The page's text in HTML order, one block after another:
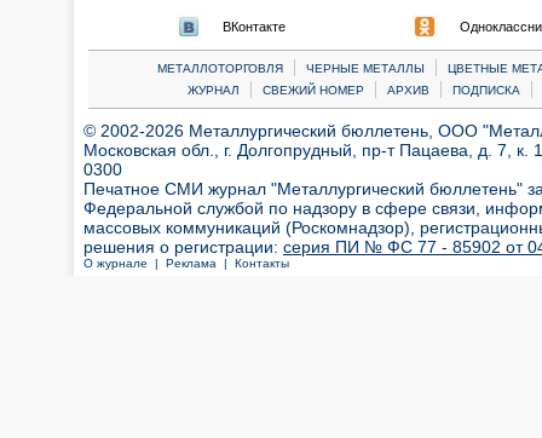
ВКонтакте
МЕТАЛЛОТОРГОВЛЯ | ЧЕРНЫЕ МЕТАЛЛЫ |
ЦВЕТНЫЕ
ЖУРНАЛ
| СВЕЖИЙ НОМЕР | АРХИВ | ПОДПИСКА |
© 2002-2026 Металлургический бюллетень, ООО
Московская обл., г. Долгопрудный, пр-т Пацаева, д. 7,
0300
Печатное СМИ журнал "Металлургический бюллетень"
Федеральной службой по надзору в сфере связи,
массовых коммуникаций (Роскомнадзор),
решения о регистрации: серия ПИ № ФС 77 - 85902 от 04
О журнале | Реклама | Контакты